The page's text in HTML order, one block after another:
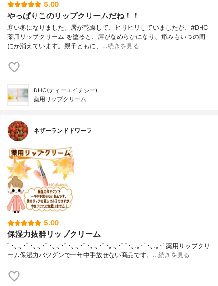
5.00
やっぱりこのリップクリームだね！！
寒い冬になりました。唇が乾燥して、ヒリヒリしていましたが、#DHC
薬用リップクリーム を塗ると、唇がなめらかになり、痛みもいつの間
にか消えています。親子ともに、…続きを見る
DHC(ディーエイチシー)
薬用リップクリーム
ネザーランドドワーフ
5.00
保湿力抜群リップクリーム
ﾟ･｡.｡･ﾟ･｡.｡･ﾟ･｡.｡･ﾟ･｡.｡･ﾟ･｡.｡･ﾟ･｡.｡･ﾟﾟ･｡.｡･ﾟ･｡.｡･ﾟ薬用リップクリ
ーム保湿力バツグンで一年中手放せない商品です。…続きを見る